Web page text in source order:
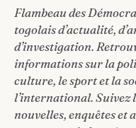
Flambeau des
togolais d’actualité,
d’investigation.
informations sur la
culture, le sport et la
l’international. Suivez
nouvelles, enquêtes et